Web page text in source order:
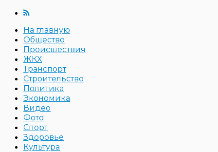
На главную
Общество
Происшествия
ЖКХ
Транспорт
Строительство
Политика
Экономика
Видео
Фото
Спорт
Здоровье
Культура